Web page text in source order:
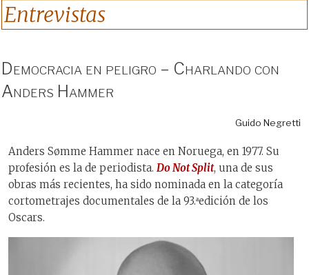
Entrevistas
Democracia en peligro – Charlando con
Anders Hammer
Guido Negretti
Anders Sømme Hammer nace en Noruega, en 1977. Su
profesión es la de periodista. Do Not Split, una de sus
obras más recientes, ha sido nominada en la categoría
cortometrajes documentales de la 93.ªedición de los
Oscars.